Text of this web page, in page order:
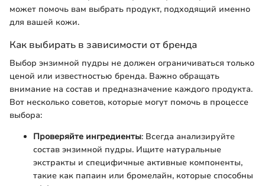
может помочь вам выбрать продукт, подходящий именно
для вашей кожи.
Как выбирать в зависимости от бренда
Выбор энзимной пудры не должен ограничиваться только
ценой или известностью бренда. Важно обращать
внимание на состав и предназначение каждого продукта.
Вот несколько советов, которые могут помочь в процессе
выбора:
Проверяйте ингредиенты: Всегда анализируйте
состав энзимной пудры. Ищите натуральные
экстракты и специфичные активные компоненты,
такие как папаин или бромелайн, которые способны